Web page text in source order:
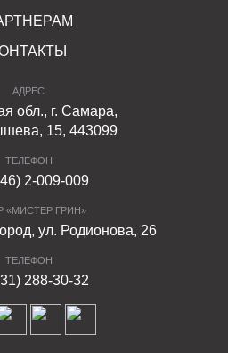
АДРЕС
обл., г. Самара,
15, 443099
ТЕЛЕФОН
2-009-009
«МИСТЕР ГРИН»
ул. Родионова, 26
ТЕЛЕФОН
288-30-32